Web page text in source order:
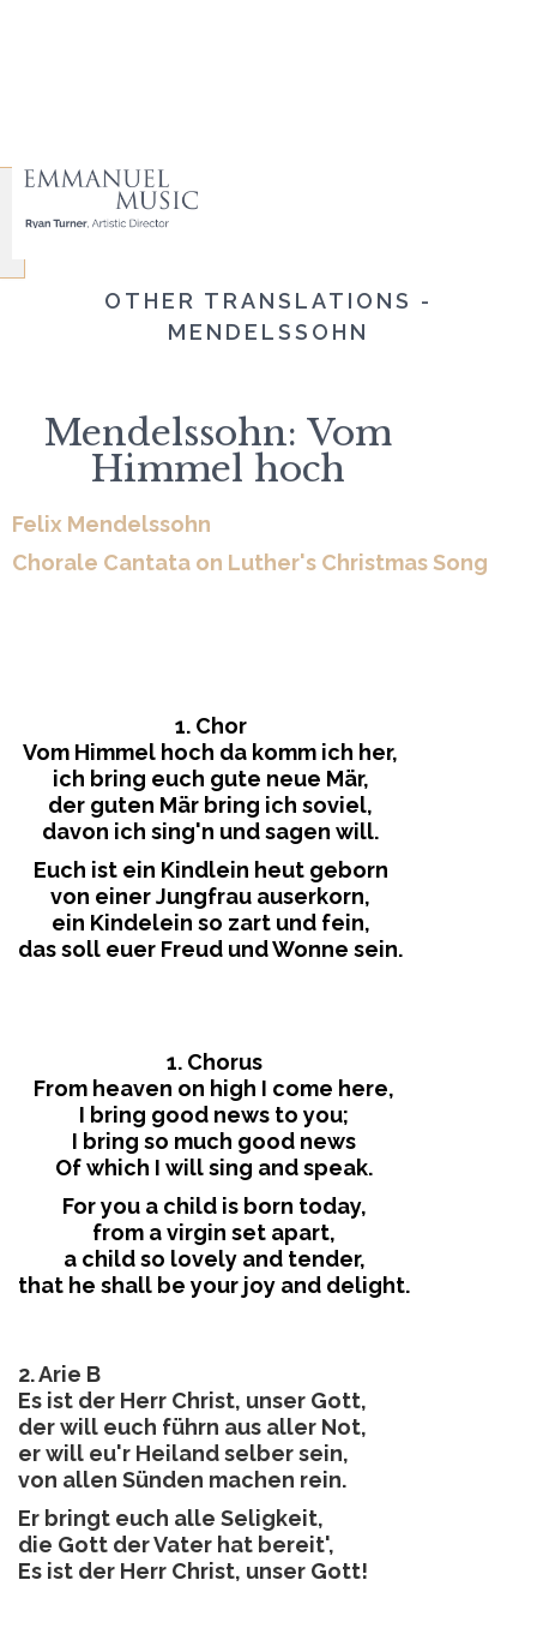
OTHER TRANSLATIONS -
MENDELSSOHN
Mendelssohn: Vom
Himmel hoch
Felix Mendelssohn
Chorale Cantata on Luther's Christmas Song
1. Chor
Vom Himmel hoch da komm ich her,
ich bring euch gute neue Mär,
der guten Mär bring ich soviel,
davon ich sing'n und sagen will.
Euch ist ein Kindlein heut geborn
von einer Jungfrau auserkorn,
ein Kindelein so zart und fein,
das soll euer Freud und Wonne sein.
1. Chorus
From heaven on high I come here,
I bring good news to you;
I bring so much good news
Of which I will sing and speak.
For you a child is born today,
from a virgin set apart,
a child so lovely and tender,
that he shall be your joy and delight.
2. Arie B
Es ist der Herr Christ, unser Gott,
der will euch führn aus aller Not,
er will eu'r Heiland selber sein,
von allen Sünden machen rein.
Er bringt euch alle Seligkeit,
die Gott der Vater hat bereit',
Es ist der Herr Christ, unser Gott!